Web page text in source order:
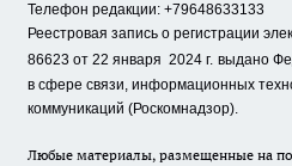
Телефон редакции: +79648633133
Реестровая запись о регистрации
86623 от 22 января 2024 г. выдано
в сфере связи, информационных
коммуникаций (Роскомнадзор).
Любые материалы, размещенные на